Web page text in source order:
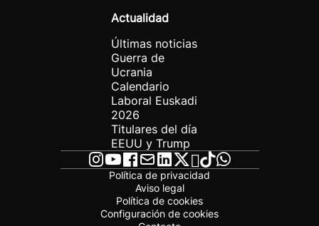
Actualidad
Últimas noticias
Guerra de
Ucrania
Calendario
Laboral Euskadi
2026
Titulares del día
EEUU y Trump
Política de privacidad
Aviso legal
Política de cookies
Configuración de cookies